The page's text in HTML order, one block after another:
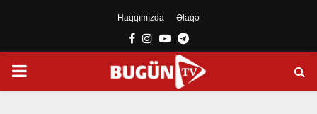
Haqqımızda Əlaqə
Facebook
Instagram
YoutubeTelegram
PRIMARY